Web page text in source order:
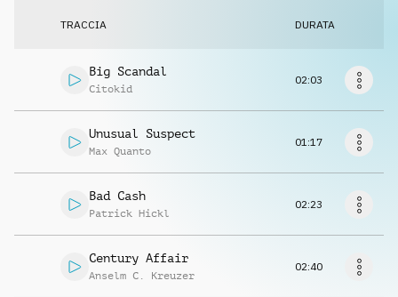
Richiedi musica
TRACCIA DURATA
Big Scandal
Citokid
02:03
Unusual Suspect
Max Quanto
01:17
Bad Cash
Patrick Hickl
02:23
Century Affair
Anselm C. Kreuzer
02:40